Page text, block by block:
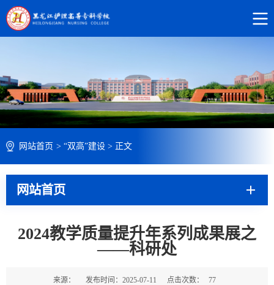
网站首页 > “双高”建设 > 正文
网站首页
2024教学质量提升年系列成果展之
——科研处
来源： 发布时间：2025-07-11 点击次数： 77